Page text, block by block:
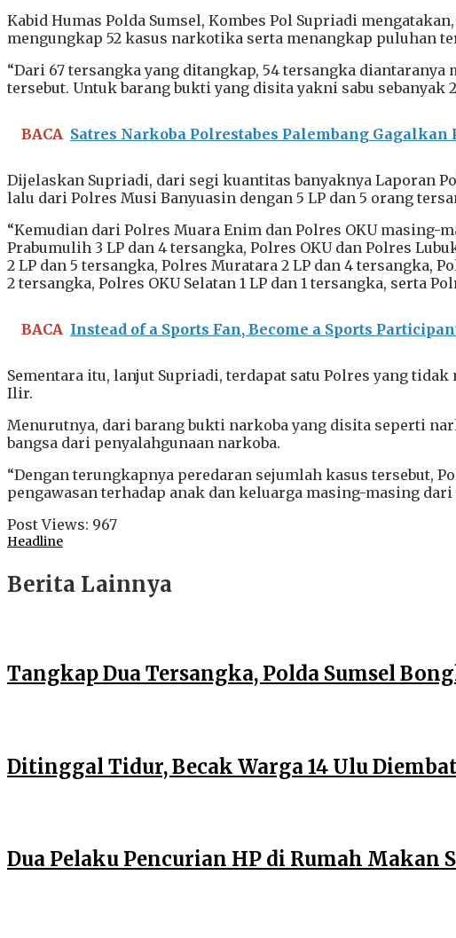
Kabid Humas Polda Sumsel, Kombes Pol Supriadi
mengungkap 52 kasus narkotika serta menangkap puluhan
“Dari 67 tersangka yang ditangkap, 54 tersangka
tersebut. Untuk barang bukti yang disita yakni sabu sebanyak
BACA Satres Narkoba Polrestabes Palembang Gagalkan
Dijelaskan Supriadi, dari segi kuantitas banyaknya Laporan
lalu dari Polres Musi Banyuasin dengan 5 LP dan 5 orang
“Kemudian dari Polres Muara Enim dan Polres OKU masing-
Prabumulih 3 LP dan 4 tersangka, Polres OKU dan Polres
2 LP dan 5 tersangka, Polres Muratara 2 LP dan 4 tersangka,
2 tersangka, Polres OKU Selatan 1 LP dan 1 tersangka, serta
BACA Instead of a Sports Fan, Become a Sports
Sementara itu, lanjut Supriadi, terdapat satu Polres yang
Ilir.
Menurutnya, dari barang bukti narkoba yang disita seperti
bangsa dari penyalahgunaan narkoba.
“Dengan terungkapnya peredaran sejumlah kasus tersebut,
pengawasan terhadap anak dan keluarga masing-masing
Post Views: 967
Headline
Berita Lainnya
Tangkap Dua Tersangka, Polda Sumsel
Ditinggal Tidur, Becak Warga 14 Ulu
Dua Pelaku Pencurian HP di Rumah Makan